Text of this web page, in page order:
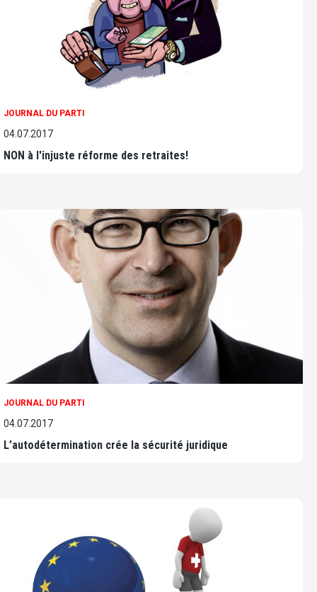
JOURNAL DU PARTI
04.07.2017
NON à l'injuste réforme des retraites!
JOURNAL DU PARTI
04.07.2017
L’autodétermination crée la sécurité juridique